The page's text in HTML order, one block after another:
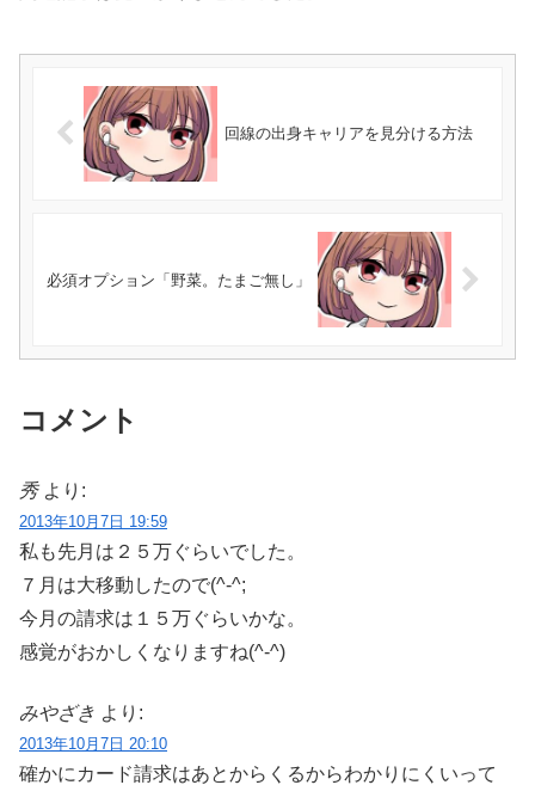
回線の出身キャリアを見分ける方法
必須オプション「野菜。たまご無し」
コメント
秀 より:
2013年10月7日 19:59
私も先月は２５万ぐらいでした。
７月は大移動したので(^-^;
今月の請求は１５万ぐらいかな。
感覚がおかしくなりますね(^-^)
みやざき より:
2013年10月7日 20:10
確かにカード請求はあとからくるからわかりにくいって